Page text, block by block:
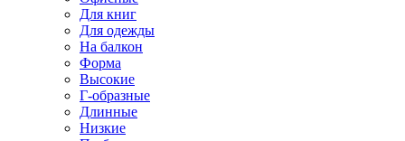
Для книг
Для одежды
На балкон
Форма
Высокие
Г-образные
Длинные
Низкие